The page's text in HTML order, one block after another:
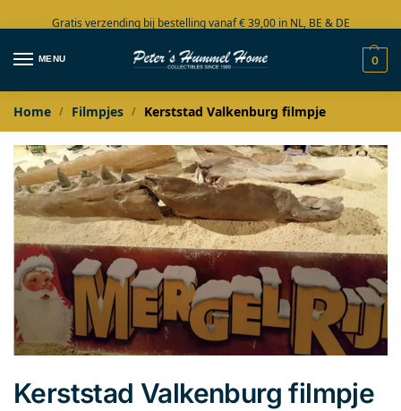
Gratis verzending bij bestelling vanaf € 39,00 in NL, BE & DE
Grote collectie in voorraad
MENU 0
Home / Filmpjes / Kerststad Valkenburg filmpje
Kerststad Valkenburg filmpje